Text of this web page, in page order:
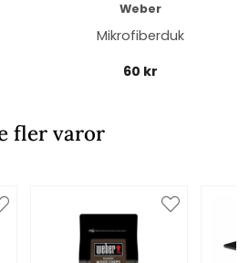
Weber
Mikrofiberduk
60 kr
fler varor